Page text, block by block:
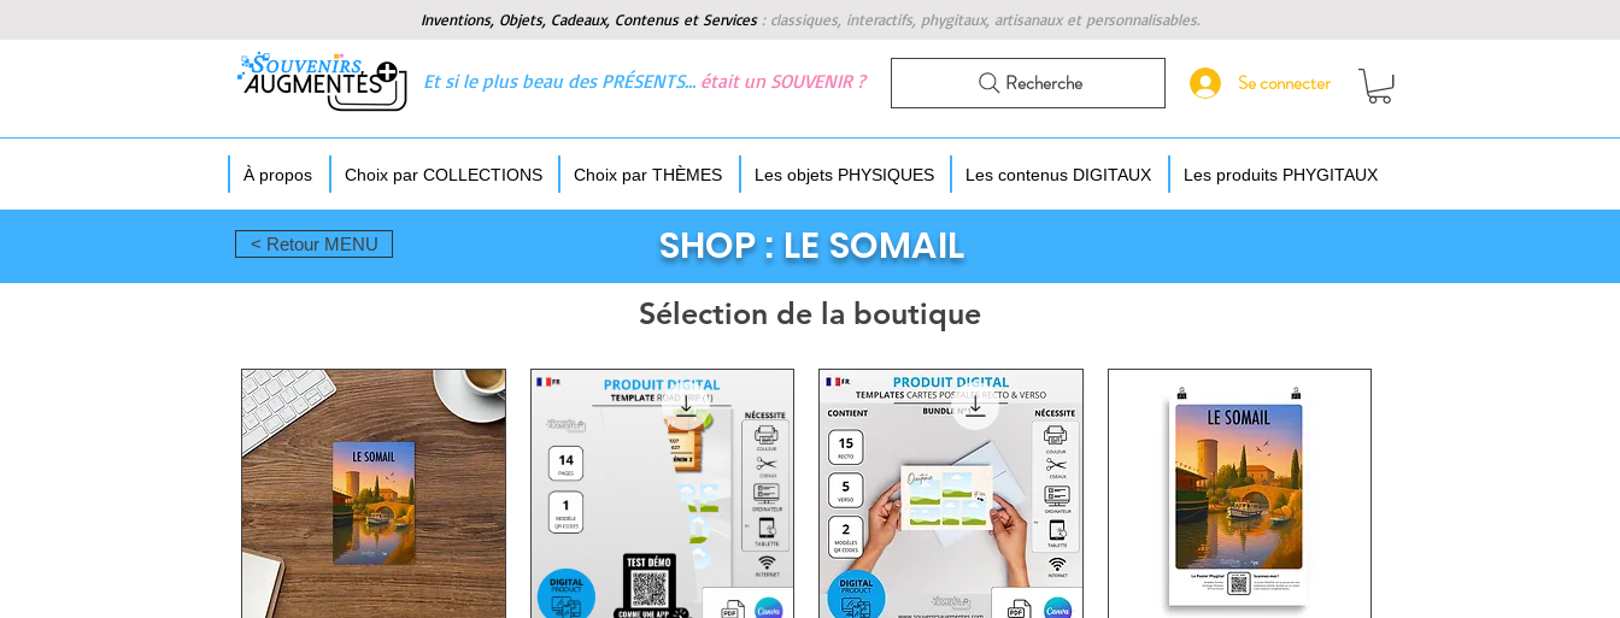
Inventions, Objets, Cadeaux, Contenus et Services : classiques, interactifs, phygitaux, artisanaux et personnalisables.
Et si le plus beau des PRÉSENTS… était un SOUVENIR ? Recherche Se connecter
À propos Choix par COLLECTIONS Choix par THÈMES Les objets PHYSIQUES Les contenus DIGITAUX Les produits PHYGITAUX
< Retour MENU SHOP : LE SOMAIL
Sélection de la boutique